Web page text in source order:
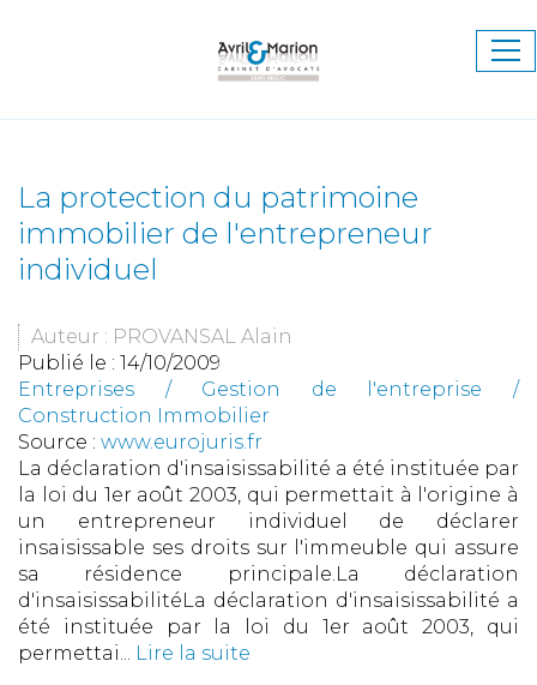
La protection du patrimoine
immobilier de l'entrepreneur
individuel
Auteur : PROVANSAL Alain
Publié le : 14/10/2009
Entreprises / Gestion de l'entreprise /
Construction Immobilier
Source : www.eurojuris.fr
La déclaration d'insaisissabilité a été instituée par
la loi du 1er août 2003, qui permettait à l'origine à
un entrepreneur individuel de déclarer
insaisissable ses droits sur l'immeuble qui assure
sa résidence principale.La déclaration
d'insaisissabilitéLa déclaration d'insaisissabilité a
été instituée par la loi du 1er août 2003, qui
permettai... Lire la suite